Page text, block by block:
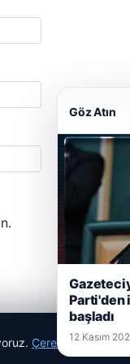
Çerez Politikamız
Göz Atın
Parti'den
başladı
12 Kasım